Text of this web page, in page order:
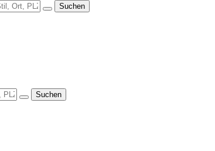
Suchen
Suchen